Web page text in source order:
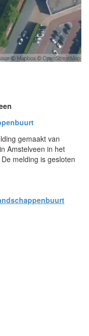
gemaakt van
Amstelveen in het
melding is gesloten